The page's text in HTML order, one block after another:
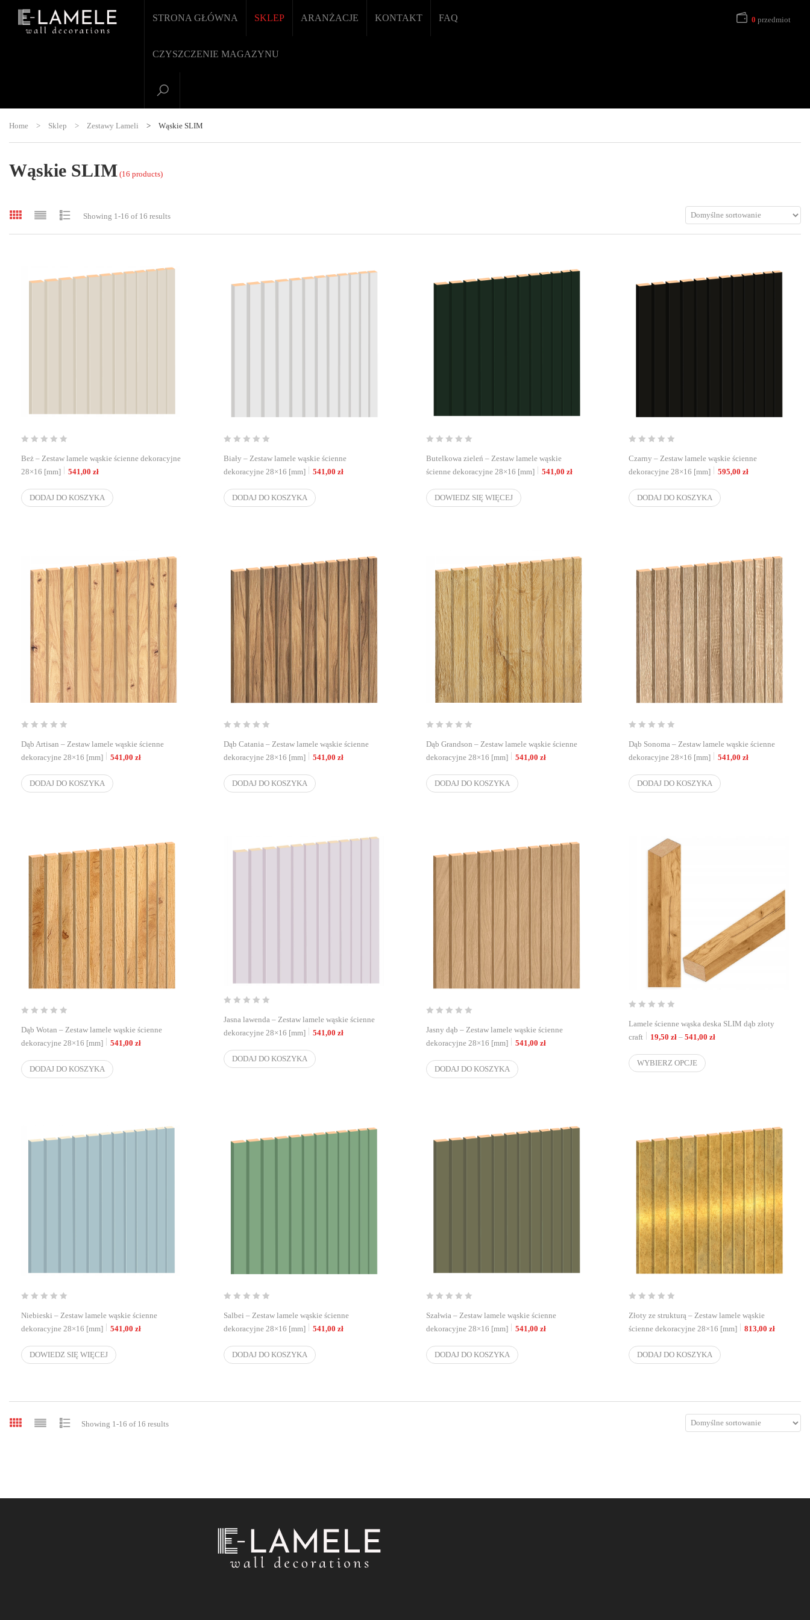
STRONA GŁÓWNA SKLEP ARANŻACJE KONTAKT FAQ
CZYSZCZENIE MAGAZYNU
0 przedmiot
Home > Sklep > Zestawy Lameli > Wąskie SLIM
Wąskie SLIM (16 products)
Showing 1-16 of 16 results
Beż – Zestaw lamele wąskie ścienne dekoracyjne
28×16 [mm]
541,00 zł
DODAJ DO KOSZYKA
Biały – Zestaw lamele wąskie ścienne
dekoracyjne 28×16 [mm]
541,00 zł
DODAJ DO KOSZYKA
Butelkowa zieleń – Zestaw lamele wąskie
ścienne dekoracyjne 28×16 [mm]
541,00 zł
DOWIEDZ SIĘ WIĘCEJ
Czarny – Zestaw lamele wąskie ścienne
dekoracyjne 28×16 [mm]
595,00 zł
DODAJ DO KOSZYKA
Dąb Artisan – Zestaw lamele wąskie ścienne
dekoracyjne 28×16 [mm]
541,00 zł
DODAJ DO KOSZYKA
Dąb Catania – Zestaw lamele wąskie ścienne
dekoracyjne 28×16 [mm]
541,00 zł
DODAJ DO KOSZYKA
Dąb Grandson – Zestaw lamele wąskie ścienne
dekoracyjne 28×16 [mm]
541,00 zł
DODAJ DO KOSZYKA
Dąb Sonoma – Zestaw lamele wąskie ścienne
dekoracyjne 28×16 [mm]
541,00 zł
DODAJ DO KOSZYKA
Dąb Wotan – Zestaw lamele wąskie ścienne
dekoracyjne 28×16 [mm]
541,00 zł
DODAJ DO KOSZYKA
Jasna lawenda – Zestaw lamele wąskie ścienne
dekoracyjne 28×16 [mm]
541,00 zł
DODAJ DO KOSZYKA
Jasny dąb – Zestaw lamele wąskie ścienne
dekoracyjne 28×16 [mm]
541,00 zł
DODAJ DO KOSZYKA
Lamele ścienne wąska deska SLIM dąb złoty
craft
19,50 zł – 541,00 złZakres cen: od 19,50 zł do
WYBIERZ OPCJE
Niebieski – Zestaw lamele wąskie ścienne
dekoracyjne 28×16 [mm]
541,00 zł
DOWIEDZ SIĘ WIĘCEJ
Salbei – Zestaw lamele wąskie ścienne
dekoracyjne 28×16 [mm]
541,00 zł
DODAJ DO KOSZYKA
Szałwia – Zestaw lamele wąskie ścienne
dekoracyjne 28×16 [mm]
541,00 zł
DODAJ DO KOSZYKA
Złoty ze strukturą – Zestaw lamele wąskie
ścienne dekoracyjne 28×16 [mm]
813,00 zł
DODAJ DO KOSZYKA
Showing 1-16 of 16 results